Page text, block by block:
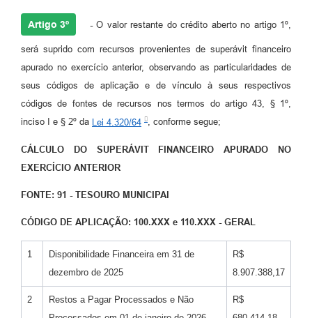
Artigo 3º - O valor restante do crédito aberto no artigo 1º,
será suprido com recursos provenientes de superávit financeiro
apurado no exercício anterior, observando as particularidades de
seus códigos de aplicação e de vínculo à seus respectivos
códigos de fontes de recursos nos termos do artigo 43, § 1º,
inciso I e § 2º da
Lei 4.320/64 , conforme segue;
CÁLCULO DO SUPERÁVIT FINANCEIRO APURADO NO
EXERCÍCIO ANTERIOR
FONTE: 91 - TESOURO MUNICIPAl
CÓDIGO DE APLICAÇÃO: 100.XXX e 110.XXX - GERAL
1
Disponibilidade Financeira em 31 de
dezembro de 2025
R$
8.907.388,17
2
Restos a Pagar Processados e Não
R$